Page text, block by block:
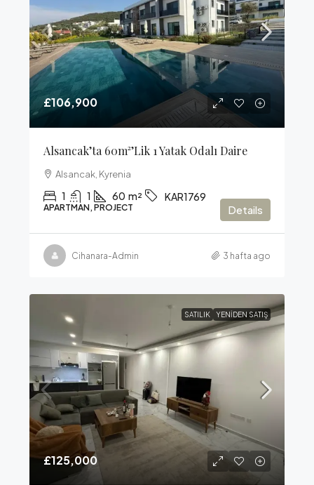
£106,900
Alsancak’ta 60m²’lik 1 Yatak Odalı Daire
Alsancak, Kyrenia
1 1 60 m² KAR1769
APARTMAN, PROJECT Details
Cihanara-Admin 3 hafta ago
SATILIK YENIDEN SATIŞ
£125,000